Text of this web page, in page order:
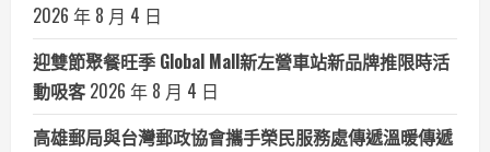
2026 年 8 月 4 日
迎雙節聚餐旺季 Global Mall新左營車站新品牌推限時活
動吸客 2026 年 8 月 4 日
高雄郵局與台灣郵政協會攜手榮民服務處傳遞溫暖傳遞